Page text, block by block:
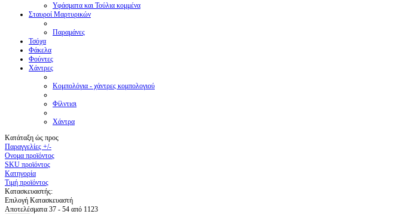
Υφάσματα και Τούλια κομμένα
Σταυροί Μαρτυρικών
Παραμάνες
Τσόχα
Φάκελα
Φούντες
Χάντρες
Κομπολόγια - χάντρες κομπολογιού
Φίλντισι
Χάντρα
Κατάταξη ώς προς
Παραγγελίες +/-
Ονομα προϊόντος
SKU προϊόντος
Κατηγορία
Τιμή προϊόντος
Κατασκευαστής:
Επιλογή Κατασκευαστή
Αποτελέσματα 37 - 54 από 1123